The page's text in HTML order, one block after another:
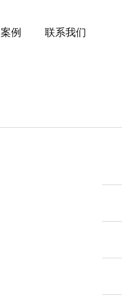
案例 联系我们